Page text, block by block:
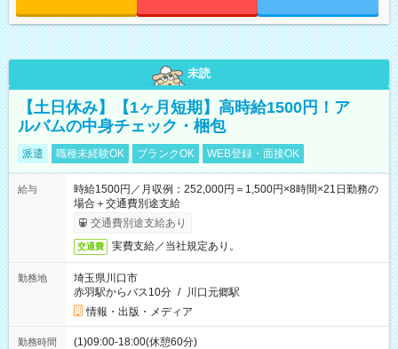
未読
【土日休み】【1ヶ月短期】高時給1500円！ア
ルバムの中身チェック・梱包
派遣 職種未経験OK ブランクOK WEB登録・面接OK
給与
時給1500円／月収例：252,000円＝1,500円×8時間×21日勤務の
場合＋交通費別途支給
交通費別途支給あり
交通費 実費支給／当社規定あり。
勤務地
埼玉県川口市
赤羽駅からバス10分 / 川口元郷駅
情報・出版・メディア
勤務時間 (1)09:00-18:00(休憩60分)